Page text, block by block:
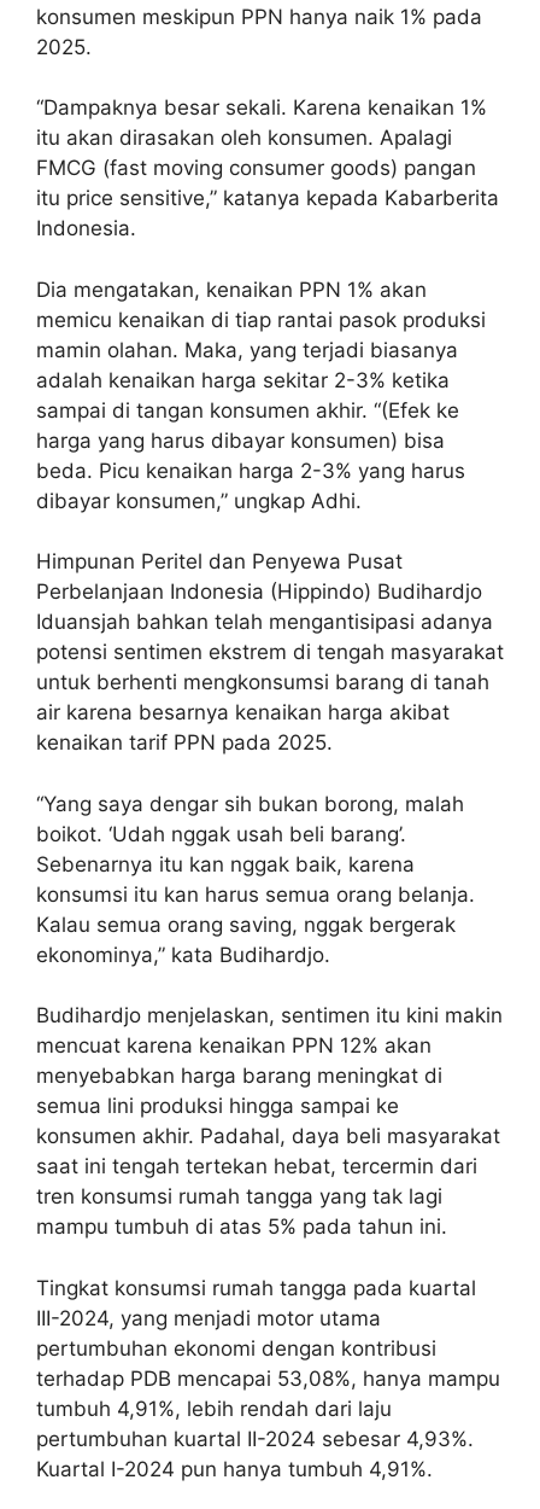
konsumen meskipun PPN hanya naik 1% pada
2025.
“Dampaknya besar sekali. Karena kenaikan 1%
itu akan dirasakan oleh konsumen. Apalagi
FMCG (fast moving consumer goods) pangan
itu price sensitive,” katanya kepada Kabarberita
Indonesia.
Dia mengatakan, kenaikan PPN 1% akan
memicu kenaikan di tiap rantai pasok produksi
mamin olahan. Maka, yang terjadi biasanya
adalah kenaikan harga sekitar 2-3% ketika
sampai di tangan konsumen akhir. “(Efek ke
harga yang harus dibayar konsumen) bisa
beda. Picu kenaikan harga 2-3% yang harus
dibayar konsumen,” ungkap Adhi.
Himpunan Peritel dan Penyewa Pusat
Perbelanjaan Indonesia (Hippindo) Budihardjo
Iduansjah bahkan telah mengantisipasi adanya
potensi sentimen ekstrem di tengah masyarakat
untuk berhenti mengkonsumsi barang di tanah
air karena besarnya kenaikan harga akibat
kenaikan tarif PPN pada 2025.
“Yang saya dengar sih bukan borong, malah
boikot. ‘Udah nggak usah beli barang’.
Sebenarnya itu kan nggak baik, karena
konsumsi itu kan harus semua orang belanja.
Kalau semua orang saving, nggak bergerak
ekonominya,” kata Budihardjo.
Budihardjo menjelaskan, sentimen itu kini makin
mencuat karena kenaikan PPN 12% akan
menyebabkan harga barang meningkat di
semua lini produksi hingga sampai ke
konsumen akhir. Padahal, daya beli masyarakat
saat ini tengah tertekan hebat, tercermin dari
tren konsumsi rumah tangga yang tak lagi
mampu tumbuh di atas 5% pada tahun ini.
Tingkat konsumsi rumah tangga pada kuartal
III-2024, yang menjadi motor utama
pertumbuhan ekonomi dengan kontribusi
terhadap PDB mencapai 53,08%, hanya mampu
tumbuh 4,91%, lebih rendah dari laju
pertumbuhan kuartal II-2024 sebesar 4,93%.
Kuartal I-2024 pun hanya tumbuh 4,91%.